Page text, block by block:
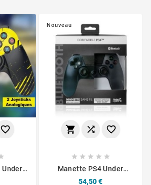

Under
Nouveau
  
    
Manette PS4 Under
Prix
54,50 €